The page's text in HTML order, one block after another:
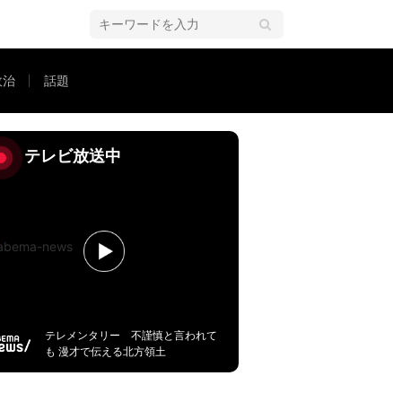
治 話題
弁護士業界は）自浄作用がない」「弁護士会も自民党の派閥と一緒」
テレビ放送中
テレメンタリー 不謹慎と言われて
も 漫才で伝える北方領土